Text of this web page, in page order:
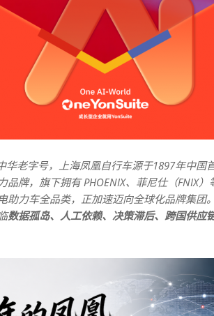
华老字号，上海凤凰自行车源于1897年中国
品牌，旗下拥有 PHOENIX、菲尼仕（FNIX
助力车全品类，正加速迈向全球化品牌集团
数据孤岛、人工依赖、决策滞后、跨国供应